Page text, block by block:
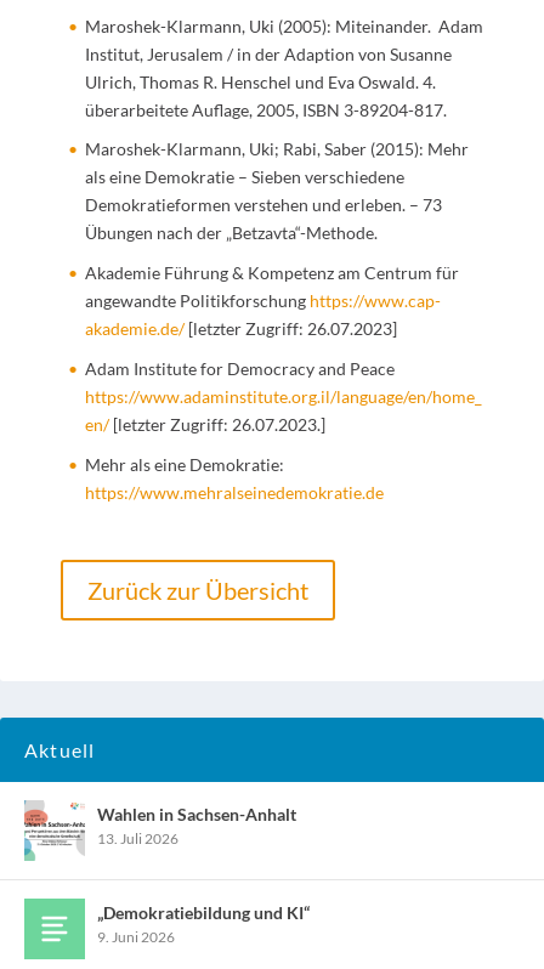
Maroshek-Klarmann, Uki (2005): Miteinander. Adam
Institut, Jerusalem / in der Adaption von Susanne
Ulrich, Thomas R. Henschel und Eva Oswald. 4.
überarbeitete Auflage, 2005, ISBN 3-89204-817.
Maroshek-Klarmann, Uki; Rabi, Saber (2015): Mehr
als eine Demokratie – Sieben verschiedene
Demokratieformen verstehen und erleben. – 73
Übungen nach der „Betzavta“-Methode.
Akademie Führung & Kompetenz am Centrum für
angewandte Politikforschung https://www.cap-
akademie.de/[letzter Zugriff: 26.07.2023]
Adam Institute for Democracy and Peace
https://www.adaminstitute.org.il/language/en/home_
en/[letzter Zugriff: 26.07.2023.]
Mehr als eine Demokratie:
https://www.mehralseinedemokratie.de
Zurück zur Übersicht
Aktuell
Wahlen in Sachsen-Anhalt
13. Juli 2026
„Demokratiebildung und KI“
9. Juni 2026